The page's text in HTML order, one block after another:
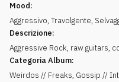
Mood:
Aggressivo, Travolgente,
Descrizione:
Aggressive Rock, raw guitars,
Categoria Album:
Weirdos // Freaks, Gossip //